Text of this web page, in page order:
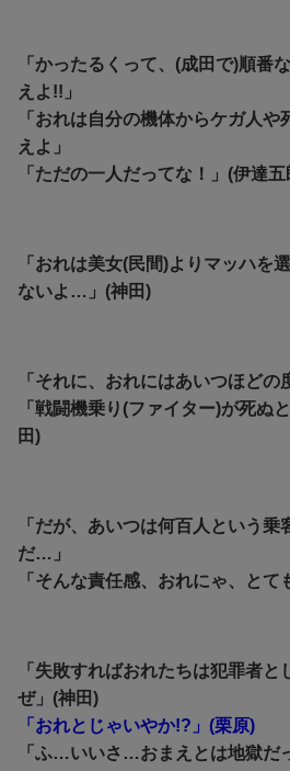
「かったるくって、(成田で)順番
えよ!!」
「おれは自分の機体からケガ人
えよ」
「ただの一人だってな！」(伊達五
「おれは美女(民間)よりマッハを
ないよ…」(神田)
「それに、おれにはあいつほどの
「戦闘機乗り(ファイター)が死ぬ
田)
「だが、あいつは何百人という
だ…」
「そんな責任感、おれにゃ、と
「失敗すればおれたちは犯罪者
ぜ」(神田)
「おれとじゃいやか!?」(栗原)
「ふ…いいさ…おまえとは地獄だ